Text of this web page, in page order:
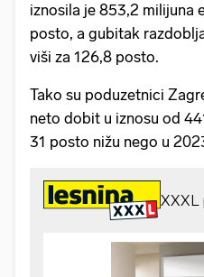
iznosila je 853,2 milijuna
posto, a gubitak
viši za 126,8 posto.
Tako su poduzetnici
neto dobit u iznosu od
31 posto nižu nego u